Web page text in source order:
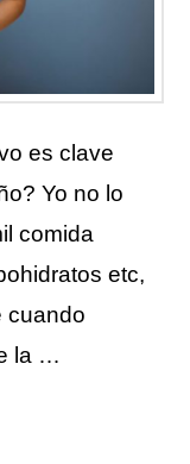
es clave
Yo no lo
comida
etc,
cuando
la …